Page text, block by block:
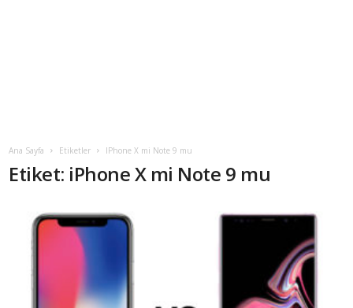
Ana Sayfa Etiketler IPhone X mi Note 9 mu
Etiket: iPhone X mi Note 9 mu